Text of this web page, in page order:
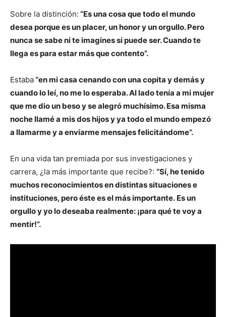
Sobre la distinción: “Es una cosa que todo el mundo
desea porque es un placer, un honor y un orgullo. Pero
nunca se sabe ni te imagines si puede ser. Cuando te
llega es para estar más que contento”.
Estaba“en mi casa cenando con una copita y demás y
cuando lo leí, no me lo esperaba. Al lado tenía a mi mujer
que me dio un beso y se alegró muchísimo. Esa misma
noche llamé a mis dos hijos y ya todo el mundo empezó
a llamarme y a enviarme mensajes felicitándome”.
En una vida tan premiada por sus investigaciones y
carrera, ¿la más importante que recibe?: “Sí, he tenido
muchos reconocimientos en distintas situaciones e
instituciones, pero éste es el más importante. Es un
orgullo y yo lo deseaba realmente: ¡para qué te voy a
mentir!”.